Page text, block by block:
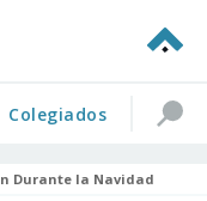
Colegiados
Durante la Navidad